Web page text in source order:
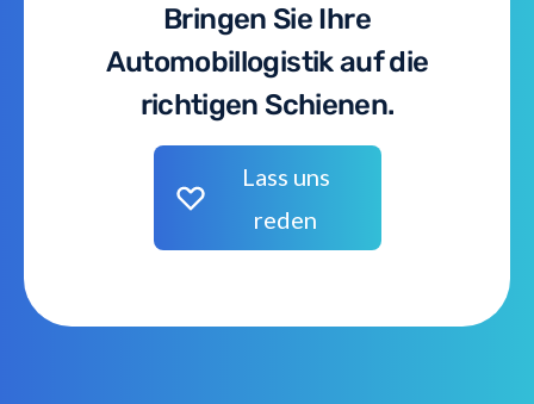
Bringen Sie Ihre
Automobillogistik auf die
richtigen Schienen.
Lass uns
reden